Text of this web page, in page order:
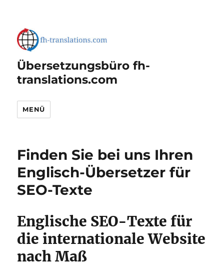
Übersetzungsbüro fh-
translations.com
MENÜ
Finden Sie bei uns Ihren
Englisch-Übersetzer für
SEO-Texte
Englische SEO-Texte für
die internationale Website
nach Maß